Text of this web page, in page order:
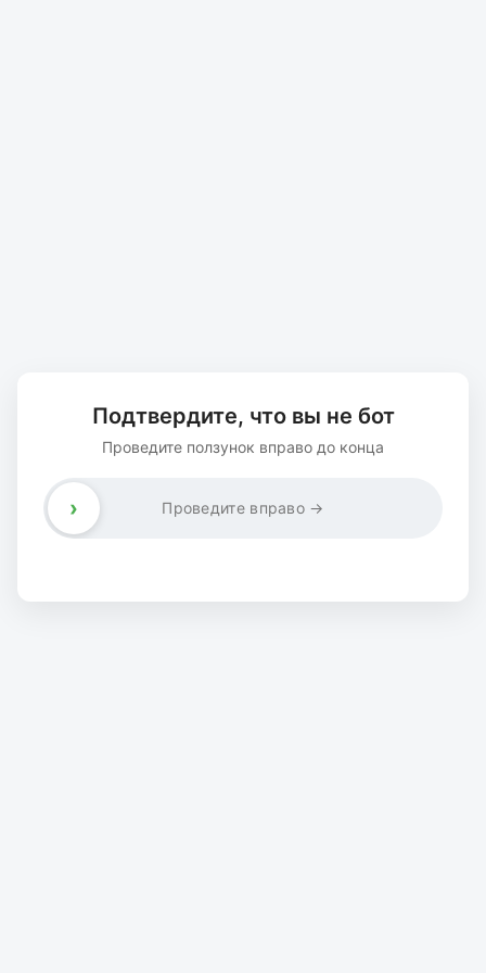
Подтвердите, что вы не бот
Проведите ползунок вправо до конца
Проведите вправо →
›